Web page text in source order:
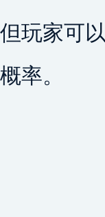
但玩家可
概率。